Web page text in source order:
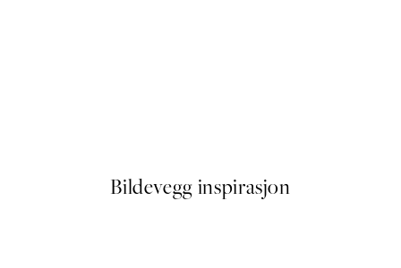
Bildevegg inspirasjon